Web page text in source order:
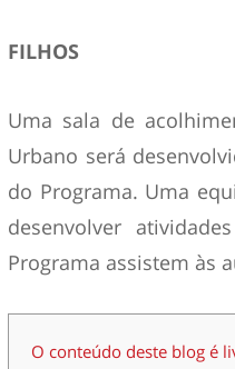
FILHOS
Uma sala de
Urbano será
do Programa. Uma
desenvolver
Programa assistem às
O conteúdo deste blog é